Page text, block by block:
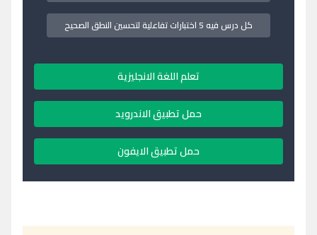
كل درس فيه 5 اختبارات تفاعلية لتحسين النطق الصحيح
تعلم اللغة الانجليزية
حمل تطبيق الاندرويد
حمل تطبيق الايفون